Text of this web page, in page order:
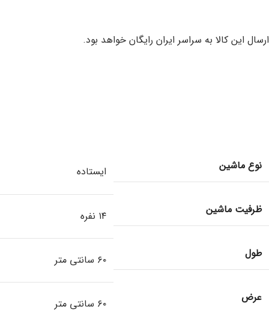
ارسال این کالا به سراسر ایران رایگان خواهد بود.
نوع ماشین ایستاده
ظرفیت ماشین ۱۴ نفره
طول ۶۰ سانتی متر
عرض ۶۰ سانتی متر